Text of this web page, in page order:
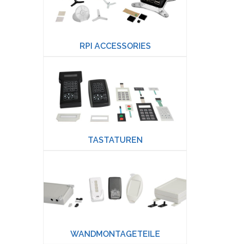
RPI ACCESSORIES
TASTATUREN
WANDMONTAGETEILE